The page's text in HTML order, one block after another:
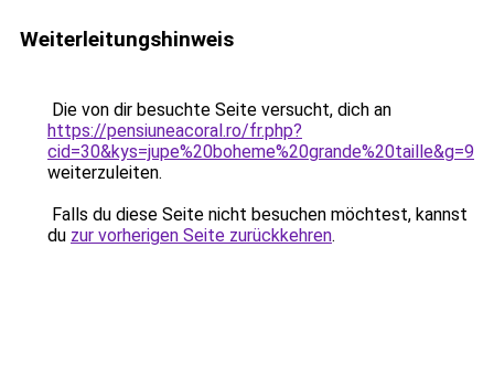
Weiterleitungshinweis
Die von dir besuchte Seite versucht, dich an
https://pensiuneacoral.ro/fr.php?
cid=30&kys=jupe%20boheme%20grande%20taille&g=9
weiterzuleiten.
Falls du diese Seite nicht besuchen möchtest, kannst
du zur vorherigen Seite zurückkehren.